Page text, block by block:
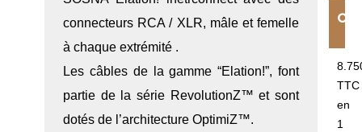
connecteurs RCA / XLR, mâle et femelle
à chaque extrémité .
Les câbles de la gamme “Elation!”, font
partie de la série RevolutionZ™ et sont
dotés de l’architecture OptimiZ™.
TTC
en
1